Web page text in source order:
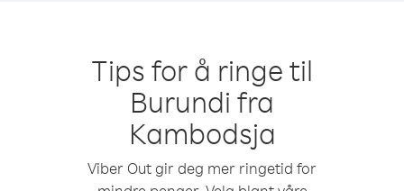
Tips for å ringe til
Burundi fra
Kambodsja
Viber Out gir deg mer ringetid for